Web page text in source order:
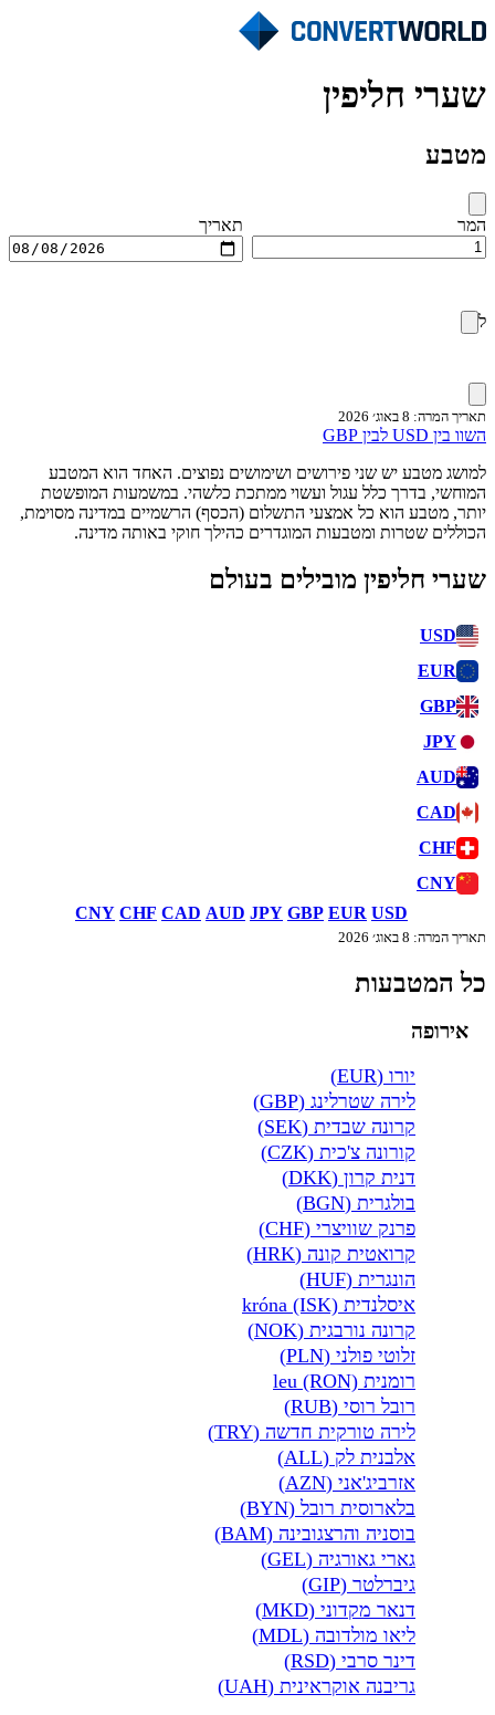
שערי חליפין
מטבע
המר תאריך
ל
תאריך המרה: 8 באוג׳ 2026
השוו בין USD לבין GBP
למושג מטבע יש שני פירושים ושימושים נפוצים. האחד הוא המטבע
המוחשי, בדרך כלל עגול ועשוי ממתכת כלשהי. במשמעות המופשטת
יותר, מטבע הוא כל אמצעי התשלום (הכסף) הרשמיים במדינה מסוימת,
הכוללים שטרות ומטבעות המוגדרים כהילך חוקי באותה מדינה.
שערי חליפין מובילים בעולם
USD
EUR
GBP
JPY
AUD
CAD
CHF
CNY
USD
EUR
GBP
JPY
AUD
CAD
CHF
CNY
תאריך המרה: 8 באוג׳ 2026
כל המטבעות
אירופה
יורו (EUR)
לירה שטרלינג (GBP)
קרונה שבדית (SEK)
קורונה צ'כית (CZK)
דנית קרון (DKK)
בולגרית (BGN)
פרנק שוויצרי (CHF)
קרואטית קונה (HRK)
הונגרית (HUF)
איסלנדית króna (ISK)
קרונה נורבגית (NOK)
זלוטי פולני (PLN)
רומנית leu (RON)
רובל רוסי (RUB)
לירה טורקית חדשה (TRY)
אלבנית לק (ALL)
אזרביג'אני (AZN)
בלארוסית רובל (BYN)
בוסניה והרצגובינה (BAM)
גארי גאורגיה (GEL)
גיברלטר (GIP)
דנאר מקדוני (MKD)
ליאו מולדובה (MDL)
דינר סרבי (RSD)
גריבנה אוקראינית (UAH)